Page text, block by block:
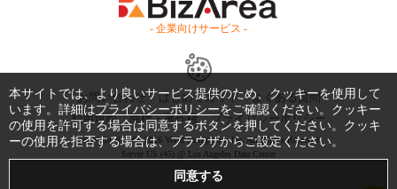
- 企業向けサービス -
お問い合わせ はじめてガイド
よくある質問
利用規約
商標・著作権 プライバシーポリシー
Copyright © 1999-2026 Vivid Navigation, Inc. All Rights Reserved.
Server US (45) @ Los Angeles Data Center
本サイトでは、より良いサービス提供のため、クッキーを使用して
います。詳細はプライバシーポリシーをご確認ください。クッキー
の使用を許可する場合は同意するボタンを押してください。クッキ
ーの使用を拒否する場合は、ブラウザからご設定ください。